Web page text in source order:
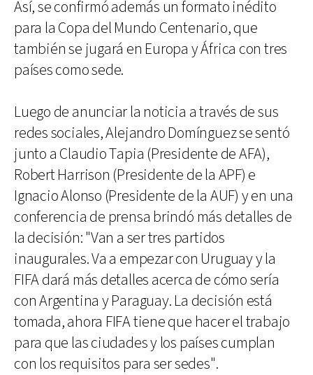
Así, se confirmó además un formato inédito
para la Copa del Mundo Centenario, que
también se jugará en Europa y África con tres
países como sede.
Luego de anunciar la noticia a través de sus
redes sociales, Alejandro Domínguez se sentó
junto a Claudio Tapia (Presidente de AFA),
Robert Harrison (Presidente de la APF) e
Ignacio Alonso (Presidente de la AUF) y en una
conferencia de prensa brindó más detalles de
la decisión: "Van a ser tres partidos
inaugurales. Va a empezar con Uruguay y la
FIFA dará más detalles acerca de cómo sería
con Argentina y Paraguay. La decisión está
tomada, ahora FIFA tiene que hacer el trabajo
para que las ciudades y los países cumplan
con los requisitos para ser sedes".